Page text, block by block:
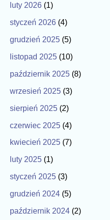
luty 2026 (1)
styczeń 2026 (4)
grudzień 2025 (5)
listopad 2025 (10)
październik 2025 (8)
wrzesień 2025 (3)
sierpień 2025 (2)
czerwiec 2025 (4)
kwiecień 2025 (7)
luty 2025 (1)
styczeń 2025 (3)
grudzień 2024 (5)
październik 2024 (2)